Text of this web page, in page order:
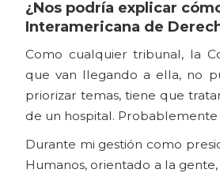
¿Nos podría explicar
Interamericana de
Como cualquier tribunal, la
que van llegando a ella, no
priorizar temas, tiene que
de un hospital.
Durante mi gestión como
Humanos, orientado a la